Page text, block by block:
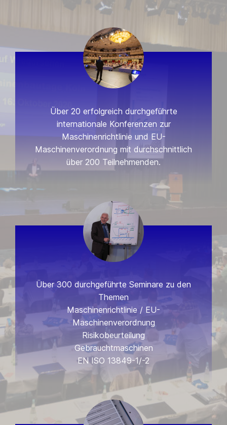
Über 20 erfolgreich durchgeführte
internationale Konferenzen zur
Maschinenrichtlinie und EU-
Maschinenverordnung mit durchschnittlich
über 200 Teilnehmenden.
Über 300 durchgeführte Seminare zu den
Themen
Maschinenrichtlinie / EU-
Maschinenverordnung
Risikobeurteilung
Gebrauchtmaschinen
EN ISO 13849-1/-2